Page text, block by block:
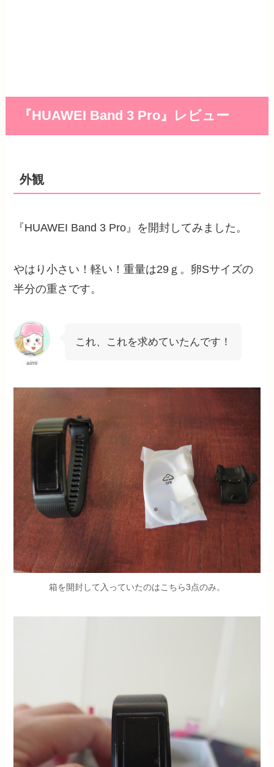
『HUAWEI Band 3 Pro』レビュー
外観
『HUAWEI Band 3 Pro』を開封してみました。
やはり小さい！軽い！重量は29ｇ。卵Sサイズの
半分の重さです。
aimi
これ、これを求めていたんです！
箱を開封して入っていたのはこちら3点のみ。